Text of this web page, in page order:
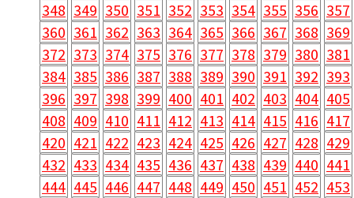
348 349 350 351 352 353 354 355 356 357
360 361 362 363 364 365 366 367 368 369
372 373 374 375 376 377 378 379 380 381
384 385 386 387 388 389 390 391 392 393
396 397 398 399 400 401 402 403 404 405
408 409 410 411 412 413 414 415 416 417
420 421 422 423 424 425 426 427 428 429
432 433 434 435 436 437 438 439 440 441
444 445 446 447 448 449 450 451 452 453